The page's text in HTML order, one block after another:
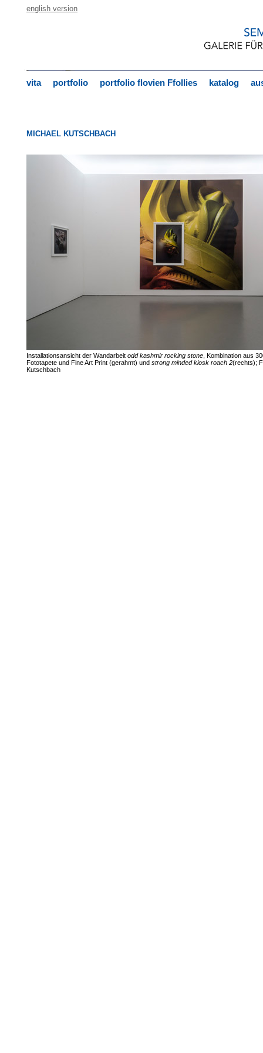
english version
vita portfolio portfolio flovien Ffollies katalog
MICHAEL KUTSCHBACH
Installationsansicht der Wandarbeit odd kashmir rocking stone , Kombination aus
Fototapete und Fine Art Print (gerahmt) und strong minded kiosk roach 2(rechts);
Kutschbach